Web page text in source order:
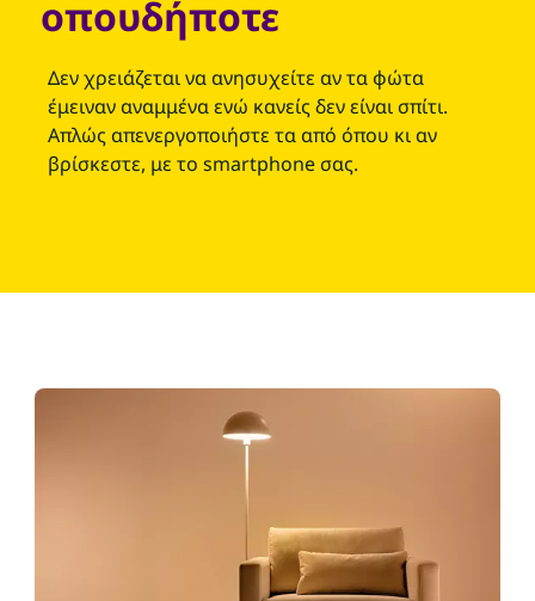
οπουδήποτε
Δεν χρειάζεται να ανησυχείτε αν τα φώτα
έμειναν αναμμένα ενώ κανείς δεν είναι σπίτι.
Απλώς απενεργοποιήστε τα από όπου κι αν
βρίσκεστε, με το smartphone σας.